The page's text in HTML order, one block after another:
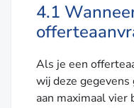
4.1
Als je een
wij deze
aan maximaal vier